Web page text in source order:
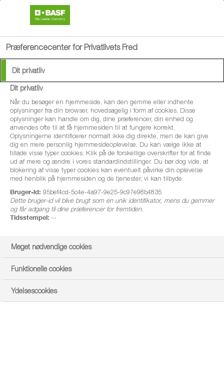
Præferencecenter for Privatlivets Fred
Dit privatliv
Dit privatliv
Når du besøger en hjemmeside, kan den gemme eller indhente
oplysninger fra din browser, hovedsagelig i form af cookies. Disse
oplysninger kan handle om dig, dine præferencer, din enhed og
anvendes ofte til at få hjemmesiden til at fungere korrekt.
Oplysningerne identificerer normalt ikke dig direkte, men de kan give
dig en mere personlig hjemmesideoplevelse. Du kan vælge ikke at
tillade visse typer cookies. Klik på de forskellige overskrifter for at finde
ud af mere og ændre i vores standardindstillinger. Du bør dog vide, at
blokering af visse typer cookies kan eventuelt påvirke din oplevelse
med henblik på hjemmesiden og de tjenester, vi kan tilbyde.
Bruger-id: 95bef4cd-5c4e-4a97-9e25-9c97e98b4835
Dette bruger-id vil blive brugt som en unik identifikator, mens du gemmer
og får adgang til dine præferencer for fremtiden.
Tidsstempel: --
Meget nødvendige cookies
Funktionelle cookies
Ydelsescookies